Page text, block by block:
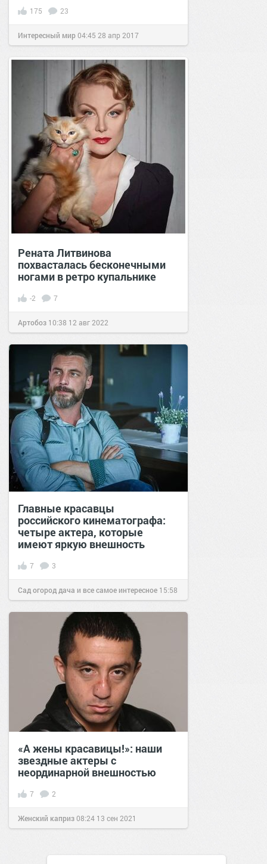
175 23
Интересный мир04:45 28 апр 2017
Рената Литвинова
похвасталась бесконечными
ногами в ретро купальнике
-2 7
Артобоз 10:38 12 авг 2022
Главные красавцы
российского кинематографа:
четыре актера, которые
имеют яркую внешность
7 3
Сад огород дача и все самое интересное 15:58
21 июл 2021
«А жены красавицы!»: наши
звездные актеры с
неординарной внешностью
7 2
Женский каприз08:24 13 сен 2021